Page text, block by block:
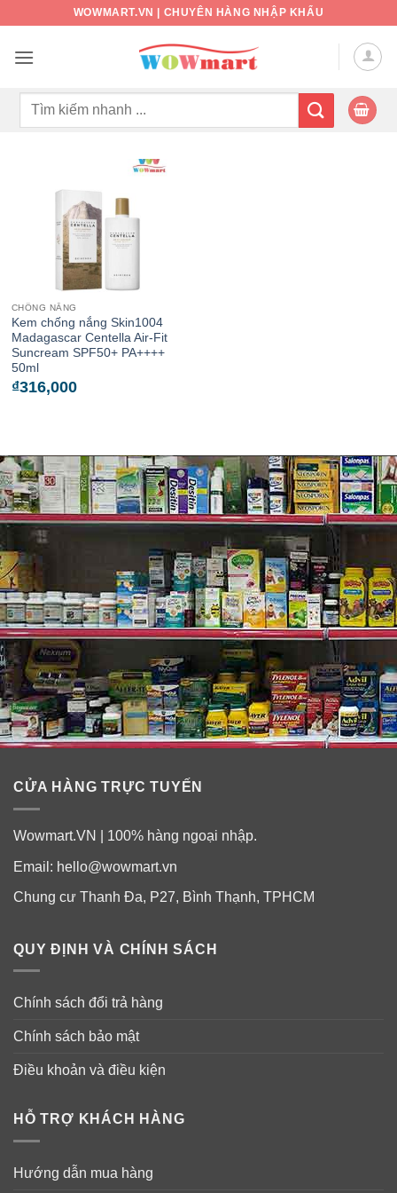
nội
WOWMART.VN | CHUYÊN HÀNG NHẬP KHẨU
Tìm
CHỐNG NẮNG
Kem chống nắng Skin1004
Madagascar Centella Air-Fit
Suncream SPF50+ PA++++
50ml
₫316,000
CỬA HÀNG TRỰC TUYẾN
Wowmart.VN | 100% hàng ngoại nhập.
Email: hello@wowmart.vn
Chung cư Thanh Đa, P27, Bình Thạnh, TPHCM
QUY ĐỊNH VÀ CHÍNH SÁCH
Chính sách đổi trả hàng
Chính sách bảo mật
Điều khoản và điều kiện
HỖ TRỢ KHÁCH HÀNG
Hướng dẫn mua hàng